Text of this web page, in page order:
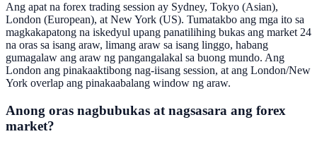
Ang apat na forex trading session ay Sydney, Tokyo (Asian),
London (European), at New York (US). Tumatakbo ang mga ito sa
magkakapatong na iskedyul upang panatilihing bukas ang market 24
na oras sa isang araw, limang araw sa isang linggo, habang
gumagalaw ang araw ng pangangalakal sa buong mundo. Ang
London ang pinakaaktibong nag-iisang session, at ang London/New
York overlap ang pinakaabalang window ng araw.
Anong oras nagbubukas at nagsasara ang forex
market?